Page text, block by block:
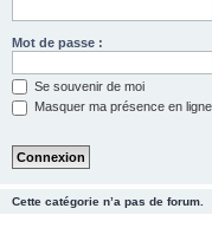
Mot de passe :
Se souvenir de moi
Masquer ma présence en
Cette catégorie n’a pas de forum.